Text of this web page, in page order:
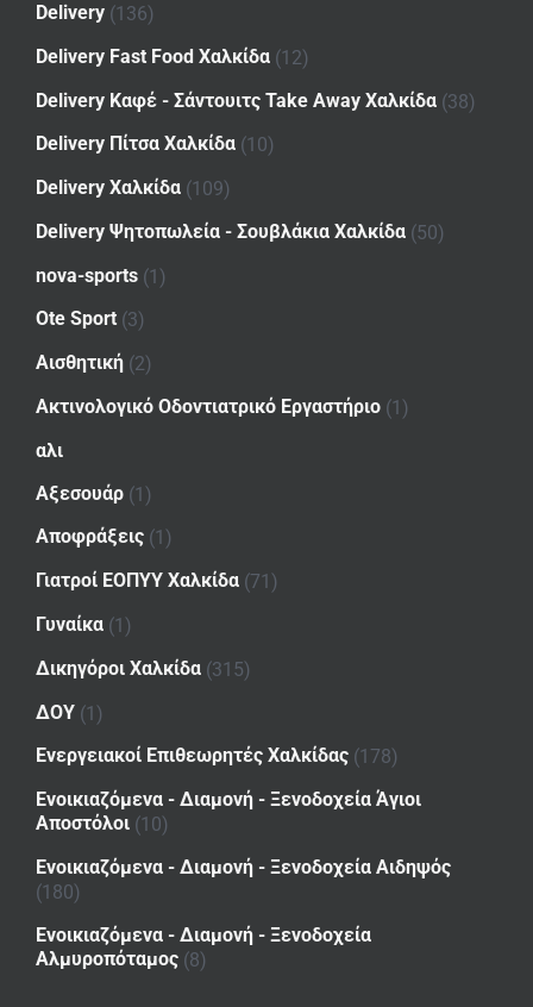
Delivery (136)
Delivery Fast Food Χαλκίδα (12)
Delivery Καφέ - Σάντουιτς Take Away Χαλκίδα (38)
Delivery Πίτσα Χαλκίδα (10)
Delivery Χαλκίδα (109)
Delivery Ψητοπωλεία - Σουβλάκια Χαλκίδα (50)
nova-sports (1)
Ote Sport (3)
Αισθητική (2)
Ακτινολογικό Οδοντιατρικό Εργαστήριο (1)
αλι
Αξεσουάρ (1)
Αποφράξεις (1)
Γιατροί ΕΟΠΥΥ Χαλκίδα (71)
Γυναίκα (1)
Δικηγόροι Χαλκίδα (315)
ΔΟΥ (1)
Ενεργειακοί Επιθεωρητές Χαλκίδας (178)
Ενοικιαζόμενα - Διαμονή - Ξενοδοχεία Άγιοι
Αποστόλοι (10)
Ενοικιαζόμενα - Διαμονή - Ξενοδοχεία Αιδηψός
(180)
Ενοικιαζόμενα - Διαμονή - Ξενοδοχεία
Αλμυροπόταμος (8)